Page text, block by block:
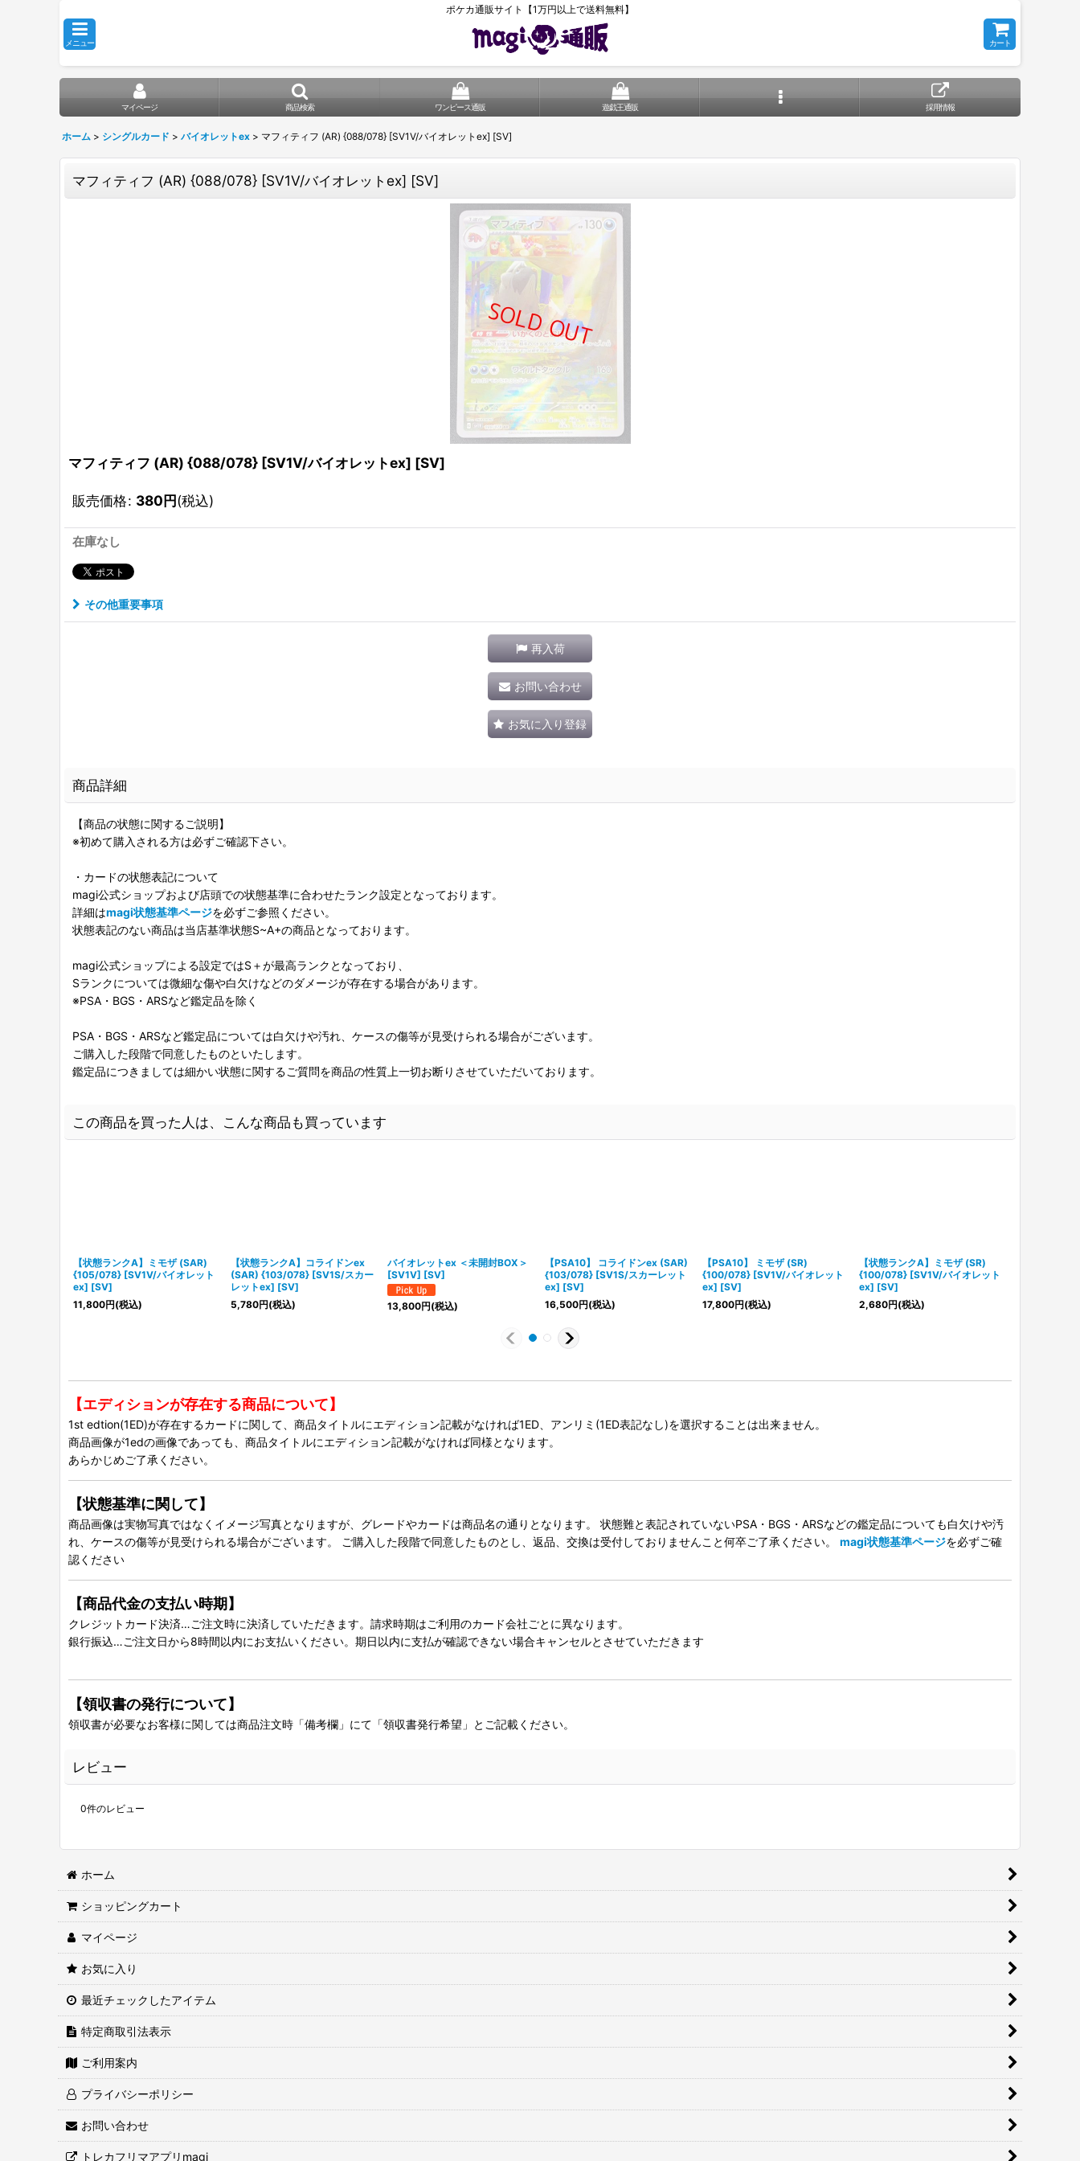
ポケカ通販サイト【1万円以上で送料無料】
メニュー カート
マイページ 商品検索 ワンピース通販 遊戯王通販 採用情報
ホーム > シングルカード > バイオレットex > マフィティフ (AR) {088/078} [SV1V/バイオレットex] [SV]
マフィティフ (AR) {088/078} [SV1V/バイオレットex] [SV]
マフィティフ (AR) {088/078} [SV1V/バイオレットex] [SV]
販売価格: 380円(税込)
在庫なし
その他重要事項
再入荷
お問い合わせ
お気に入り登録
商品詳細
【商品の状態に関するご説明】
※初めて購入される方は必ずご確認下さい。
・カードの状態表記について
magi公式ショップおよび店頭での状態基準に合わせたランク設定となっております。
詳細はmagi状態基準ページを必ずご参照ください。
状態表記のない商品は当店基準状態S~A+の商品となっております。
magi公式ショップによる設定ではS＋が最高ランクとなっており、
Sランクについては微細な傷や白欠けなどのダメージが存在する場合があります。
※PSA・BGS・ARSなど鑑定品を除く
PSA・BGS・ARSなど鑑定品については白欠けや汚れ、ケースの傷等が見受けられる場合がございます。
ご購入した段階で同意したものといたします。
鑑定品につきましては細かい状態に関するご質問を商品の性質上一切お断りさせていただいております。
この商品を買った人は、こんな商品も買っています
【状態ランクA】ミモザ (SAR)
{105/078} [SV1V/バイオレット
ex] [SV]
11,800円(税込)
【状態ランクA】コライドンex
(SAR) {103/078} [SV1S/スカー
レットex] [SV]
5,780円(税込)
バイオレットex ＜未開封BOX＞
[SV1V] [SV]
13,800円(税込)
【PSA10】 コライドンex (SAR)
{103/078} [SV1S/スカーレット
ex] [SV]
16,500円(税込)
【PSA10】 ミモザ (SR)
{100/078} [SV1V/バイオレット
ex] [SV]
17,800円(税込)
【状態ランクA】ミモザ (SR)
{100/078} [SV1V/バイオレット
ex] [SV]
2,680円(税込)
【エディションが存在する商品について】
1st edtion(1ED)が存在するカードに関して、商品タイトルにエディション記載がなければ1ED、アンリミ(1ED表記なし)を選択することは出来ません。
商品画像が1edの画像であっても、商品タイトルにエディション記載がなければ同様となります。
あらかじめご了承ください。
【状態基準に関して】
商品画像は実物写真ではなくイメージ写真となりますが、グレードやカードは商品名の通りとなります。 状態難と表記されていないPSA・BGS・ARSなどの鑑定品についても白欠けや汚
れ、ケースの傷等が見受けられる場合がございます。 ご購入した段階で同意したものとし、返品、交換は受付しておりませんこと何卒ご了承ください。 magi状態基準ページを必ずご確
認ください
【商品代金の支払い時期】
クレジットカード決済…ご注文時に決済していただきます。請求時期はご利用のカード会社ごとに異なります。
銀行振込…ご注文日から8時間以内にお支払いください。期日以内に支払が確認できない場合キャンセルとさせていただきます
【領収書の発行について】
領収書が必要なお客様に関しては商品注文時「備考欄」にて「領収書発行希望」とご記載ください。
レビュー
0件のレビュー
ホーム
ショッピングカート
マイページ
お気に入り
最近チェックしたアイテム
特定商取引法表示
ご利用案内
プライバシーポリシー
お問い合わせ
トレカフリマアプリmagi